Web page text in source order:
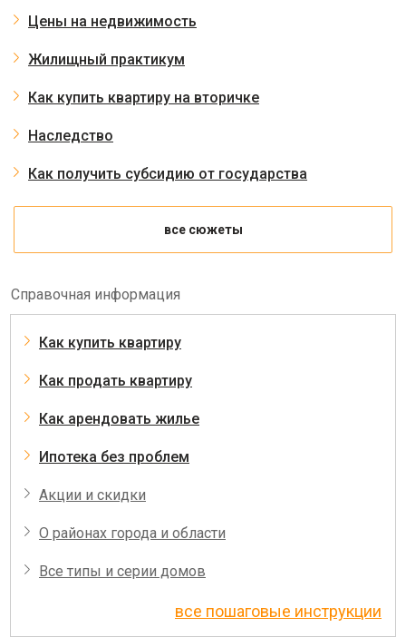
Цены на недвижимость
Жилищный практикум
Как купить квартиру на вторичке
Наследство
Как получить субсидию от государства
все сюжеты
Справочная информация
Как купить квартиру
Как продать квартиру
Как арендовать жилье
Ипотека без проблем
Акции и скидки
О районах города и области
Все типы и серии домов
все пошаговые инструкции